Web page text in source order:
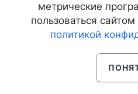
10.49– На участке № 583
строем пришли
спецовки и защитные
стороне и ламы,
метрические
пользоваться
политикой